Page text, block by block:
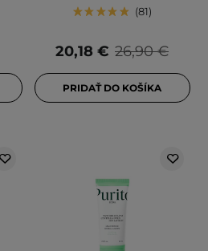
81
26,90 €
20,18 €
PRIDAŤ DO KOŠÍKA